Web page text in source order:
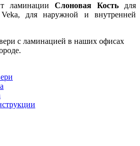
ламинации Слоновая Кость для
для наружной и внутренней
с ламинацией в наших офисах